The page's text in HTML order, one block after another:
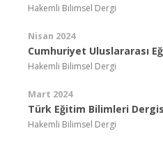
Hakemli Bilimsel Dergi
Nisan 2024
Cumhuriyet Uluslararası
Hakemli Bilimsel Dergi
Mart 2024
Türk Eğitim Bilimleri
Hakemli Bilimsel Dergi